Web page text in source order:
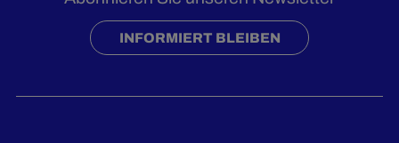
INFORMIERT BLEIBEN